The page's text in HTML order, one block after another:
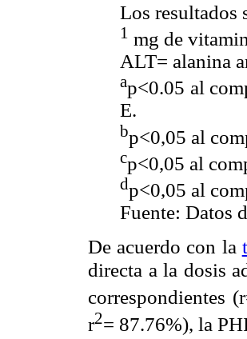
Los resultados
1 mg de
ALT= alanina
ap<0.05 al
E.
bp<0,05 al
cp<0,05 al
dp<0,05 al
Fuente: Datos
De acuerdo con la
directa a la dosis
correspondientes
r2= 87.76%), la